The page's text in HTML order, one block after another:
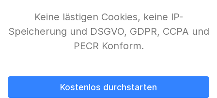
Keine lästigen Cookies, keine IP-
Speicherung und DSGVO, GDPR, CCPA und
PECR Konform.
Kostenlos durchstarten